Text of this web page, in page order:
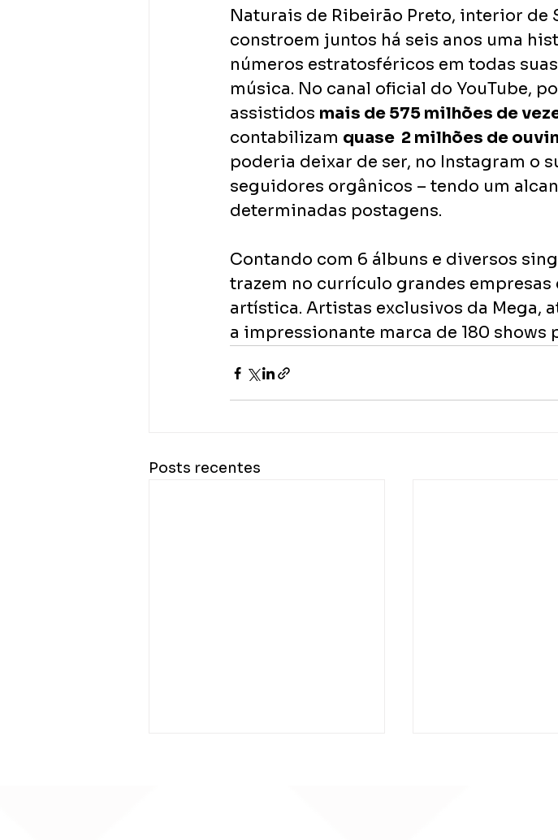
Naturais de Ribeirão Preto, interior de
constroem juntos há seis anos uma
números estratosféricos em todas
música. No canal oficial do YouTube,
assistidos mais de 575 milhões de
contabilizam quase  2 milhões de
poderia deixar de ser, no Instagram o
seguidores orgânicos – tendo um
determinadas postagens.
Contando com 6 álbuns e diversos
trazem no currículo grandes
artística. Artistas exclusivos da Mega,
a impressionante marca de 180 shows
Posts recentes